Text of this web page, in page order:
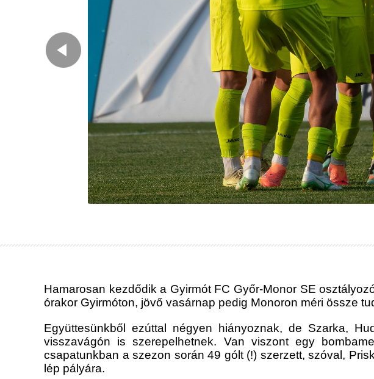
Hamarosan kezdődik a Gyirmót FC Győr-Monor SE
órakor Gyirmóton, jövő vasárnap pedig Monoron méri össze
Együttesünkből ezúttal négyen hiányoznak, de Szarka,
visszavágón is szerepelhetnek. Van viszont egy
csapatunkban a szezon során 49 gólt (!) szerzett, szóval,
lép pályára.